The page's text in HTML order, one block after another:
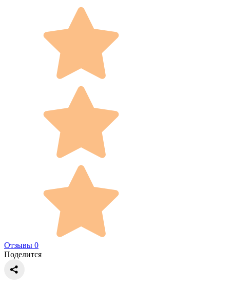
Отзывы 0
Поделится